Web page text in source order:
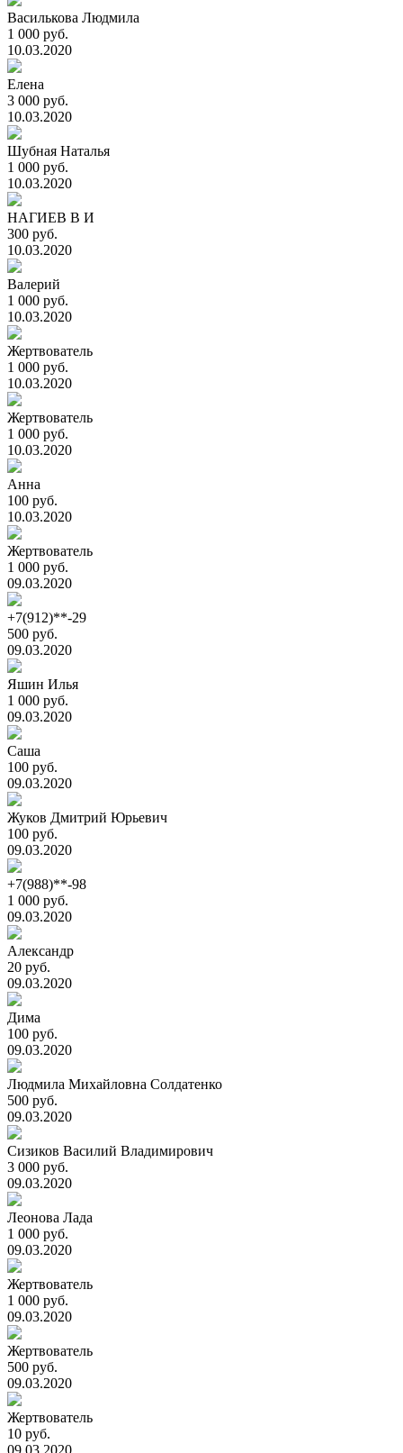
Василькова Людмила
1 000 руб.
10.03.2020
Елена
3 000 руб.
10.03.2020
Шубная Наталья
1 000 руб.
10.03.2020
НАГИЕВ В И
300 руб.
10.03.2020
Валерий
1 000 руб.
10.03.2020
Жертвователь
1 000 руб.
10.03.2020
Жертвователь
1 000 руб.
10.03.2020
Анна
100 руб.
10.03.2020
Жертвователь
1 000 руб.
09.03.2020
+7(912)**-29
500 руб.
09.03.2020
Яшин Илья
1 000 руб.
09.03.2020
Саша
100 руб.
09.03.2020
Жуков Дмитрий Юрьевич
100 руб.
09.03.2020
+7(988)**-98
1 000 руб.
09.03.2020
Александр
20 руб.
09.03.2020
Дима
100 руб.
09.03.2020
Людмила Михайловна Солдатенко
500 руб.
09.03.2020
Сизиков Василий Владимирович
3 000 руб.
09.03.2020
Леонова Лада
1 000 руб.
09.03.2020
Жертвователь
1 000 руб.
09.03.2020
Жертвователь
500 руб.
09.03.2020
Жертвователь
10 руб.
09.03.2020